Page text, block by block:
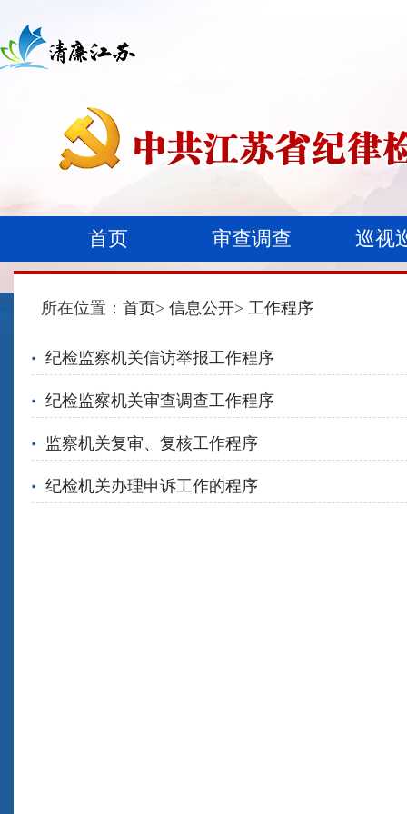
首页 审查调查 巡视
所在位置： 首页> 信息公开> 工作程序
纪检监察机关信访举报工作程序
纪检监察机关审查调查工作程序
监察机关复审、复核工作程序
纪检机关办理申诉工作的程序